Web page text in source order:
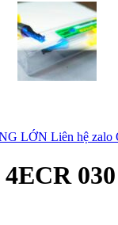
LỚN Liên hệ